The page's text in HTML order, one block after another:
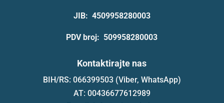
JIB: 4509958280003
PDV broj: 509958280003
Kontaktirajte nas
BIH/RS: 066399503 (Viber, WhatsApp)
AT: 00436677612989